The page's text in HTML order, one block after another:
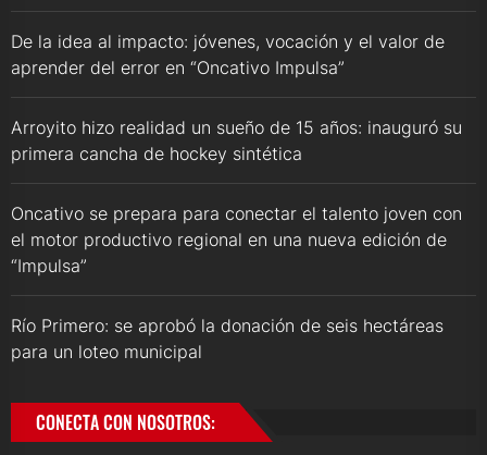
De la idea al impacto: jóvenes, vocación y el valor de
aprender del error en “Oncativo Impulsa”
Arroyito hizo realidad un sueño de 15 años: inauguró su
primera cancha de hockey sintética
Oncativo se prepara para conectar el talento joven con
el motor productivo regional en una nueva edición de
“Impulsa”
Río Primero: se aprobó la donación de seis hectáreas
para un loteo municipal
CONECTA CON NOSOTROS: